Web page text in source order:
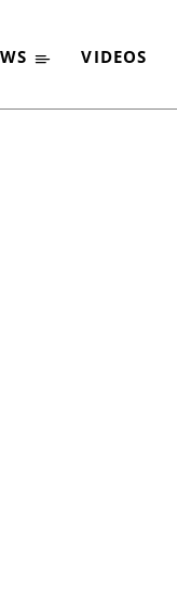
VIDEOS